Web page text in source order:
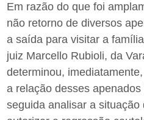
Em razão do que foi
não retorno de diversos
a saída para visitar a
juiz Marcello Rubioli, da
determinou,
a relação desses
seguida analisar a